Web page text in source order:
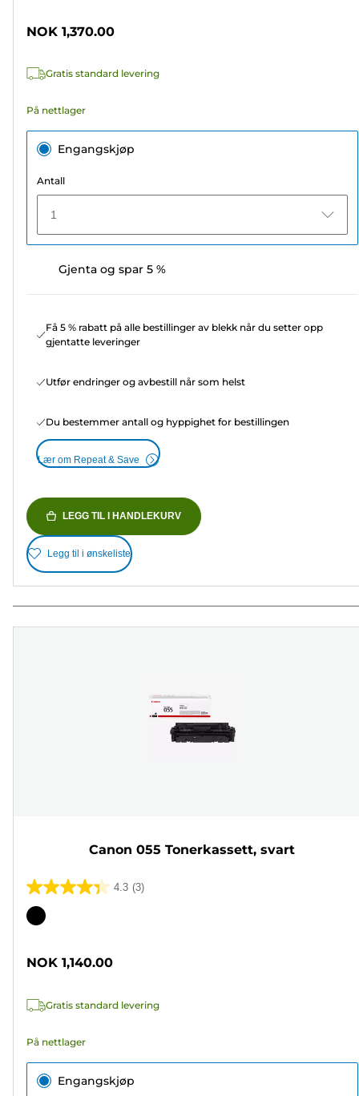
3
NOK 1,370.00
Gratis standard levering
På nettlager
Engangskjøp
Antall
1
Gjenta og spar 5 %
Få 5 % rabatt på alle bestillinger av blekk når du setter opp
gjentatte leveringer
Utfør endringer og avbestill når som helst
Du bestemmer antall og hyppighet for bestillingen
Lær om Repeat & Save
LEGG TIL I HANDLEKURV
Legg til i ønskeliste
Canon 055 Tonerkassett, svart
4.3 (3)
4.3
av
Fargekassett
NOK 1,140.00
Gratis standard levering
På nettlager
Engangskjøp